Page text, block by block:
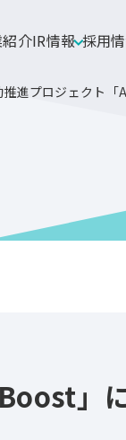
介IR情報 採用
進プロジェクト
」